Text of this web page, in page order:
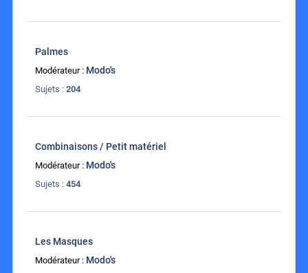
Palmes
Modérateur : Modo's
Sujets : 204
Combinaisons / Petit matériel
Modérateur : Modo's
Sujets : 454
Les Masques
Modérateur : Modo's